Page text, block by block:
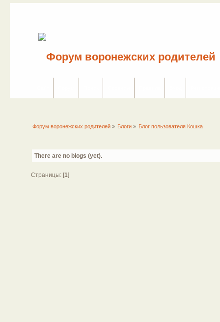
Форум воронежских родителей» Блоги » Блог пользователя Кошка
There are no blogs (yet).
Страницы: [1]